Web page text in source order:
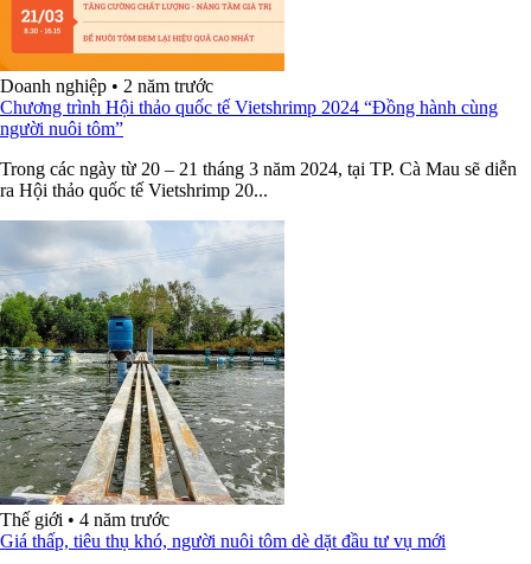
Doanh nghiệp • 2 năm trước
Chương trình Hội thảo quốc tế Vietshrimp 2024 “Đồng hành cùng
người nuôi tôm”
Trong các ngày từ 20 – 21 tháng 3 năm 2024, tại TP. Cà Mau sẽ diễn
ra Hội thảo quốc tế Vietshrimp 20...
Thế giới • 4 năm trước
Giá thấp, tiêu thụ khó, người nuôi tôm dè dặt đầu tư vụ mới